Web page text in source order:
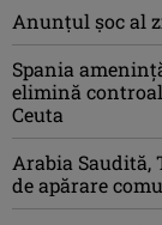
Anunţul şoc al
Spania
elimină
Ceuta
Arabia Saudită,
de apărare